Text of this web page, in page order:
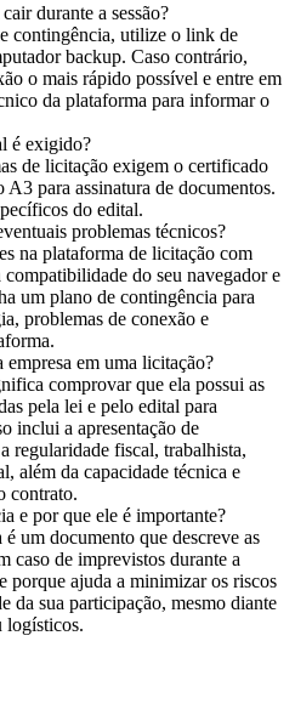
durante a sessão?
contingência, utilize o link de
backup. Caso contrário,
o mais rápido possível e entre em
da plataforma para informar o
é exigido?
de licitação exigem o certificado
A3 para assinatura de documentos.
do edital.
problemas técnicos?
na plataforma de licitação com
do seu navegador e
um plano de contingência para
problemas de conexão e
em uma licitação?
comprovar que ela possui as
pela lei e pelo edital para
inclui a apresentação de
regularidade fiscal, trabalhista,
além da capacidade técnica e
contrato.
e por que ele é importante?
um documento que descreve as
caso de imprevistos durante a
porque ajuda a minimizar os riscos
da sua participação, mesmo diante
logísticos.